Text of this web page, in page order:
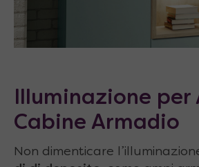
Illuminazione per
Cabine Armadio
Non dimenticare